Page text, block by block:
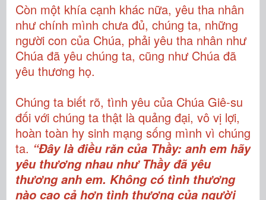
Còn một khía cạnh khác nữa, yêu tha nhân
như chính mình chưa đủ, chúng ta, những
người con của Chúa, phải yêu tha nhân như
Chúa đã yêu chúng ta, cũng như Chúa đã
yêu thương họ.
Chúng ta biết rõ, tình yêu của Chúa Giê-su
đối với chúng ta thật là quảng đại, vô vị lợi,
hoàn toàn hy sinh mạng sống mình vì chúng
ta. “Đây là điều răn của Thầy: anh em hãy
yêu thương nhau như Thầy đã yêu
thương anh em. Không có tình thương
nào cao cả hơn tình thương của người